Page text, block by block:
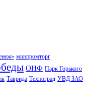
минпромторг
ОНФ Парк Горького
Таврида Техноград УВД ЗАО